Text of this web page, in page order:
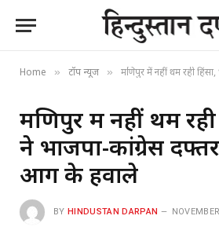
Home » टॉप न्यूज » मणिपुर में नहीं थम रही हिंसा, भीड़ ने
मणिपुर में नहीं थम रही
ने भाजपा-कांग्रेस
आग के हवाले
BY HINDUSTAN DARPAN